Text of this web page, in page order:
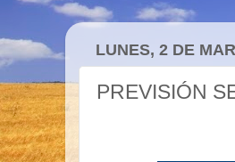
LUNES, 2 DE
PREVISIÓN